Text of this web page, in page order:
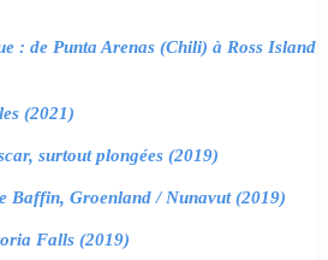
: de Punta Arenas (Chili) à Ross Island
(2021)
surtout plongées (2019)
Baffin, Groenland / Nunavut (2019)
Falls (2019)